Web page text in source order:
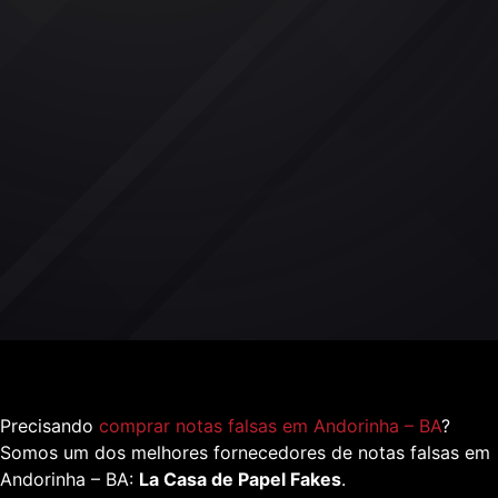
Precisando comprar notas falsas em Andorinha – BA?
Somos um dos melhores fornecedores de notas falsas em
Andorinha – BA: La Casa de Papel Fakes.